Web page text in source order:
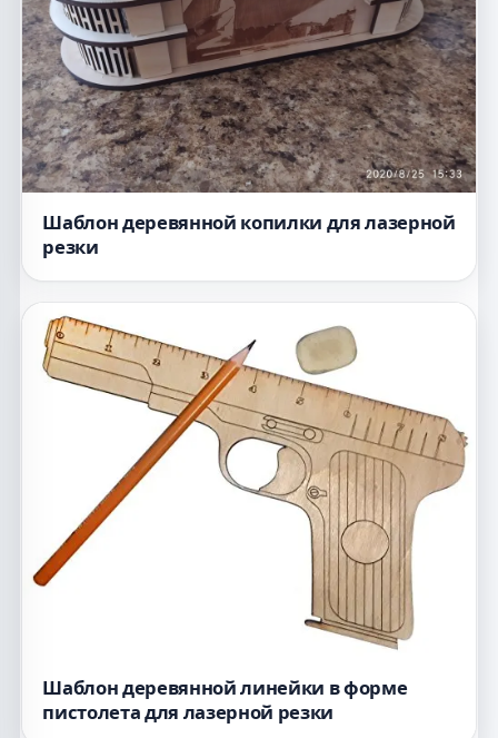
Шаблон деревянной копилки для лазерной
резки
Шаблон деревянной линейки в форме
пистолета для лазерной резки